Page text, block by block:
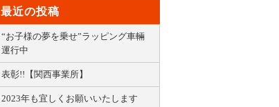
最近の投稿
“お子様の夢を乗せ”ラッピング車輛
運行中
表彰!!【関西事業所】
2023年も宜しくお願いいたします